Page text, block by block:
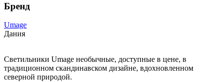
Бренд
Umage
Дания
Светильники Umage необычные, доступные в цене, в
традиционном скандинавском дизайне, вдохновленном
северной природой.